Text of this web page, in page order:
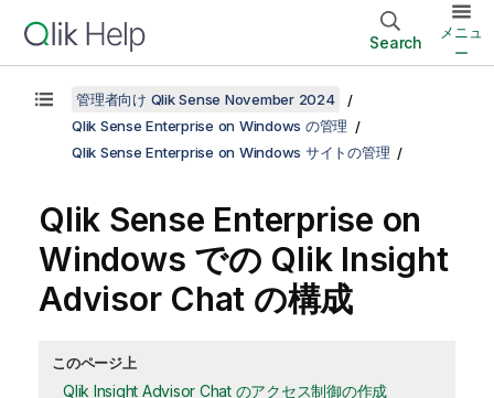
Search
メニュ
ー
管理者向け Qlik Sense November 2024
Qlik Sense Enterprise on Windows の管理
Qlik Sense Enterprise on Windows サイトの管理
Qlik Sense Enterprise on
Windows での Qlik Insight
Advisor Chat の構成
このページ上
Qlik Insight Advisor Chat のアクセス制御の作成